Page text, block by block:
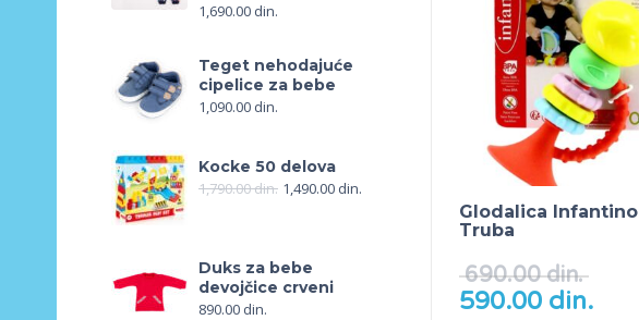
1,690.00 din.
Teget nehodajuće
cipelice za bebe
1,090.00 din.
Kocke 50 delova
1,790.00din. 1,490.00 din.
Duks za bebe
devojčice crveni
890.00 din.
Glodalica Infantino
Truba
690.00din.
590.00 din.